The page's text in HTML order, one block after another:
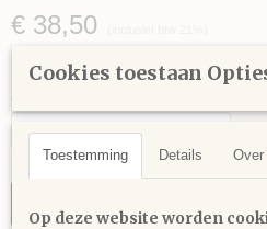
€ 38,50
Niet op voorraad
Aantal
Cookies toestaan
Toestemming Details Over
Op deze website worden